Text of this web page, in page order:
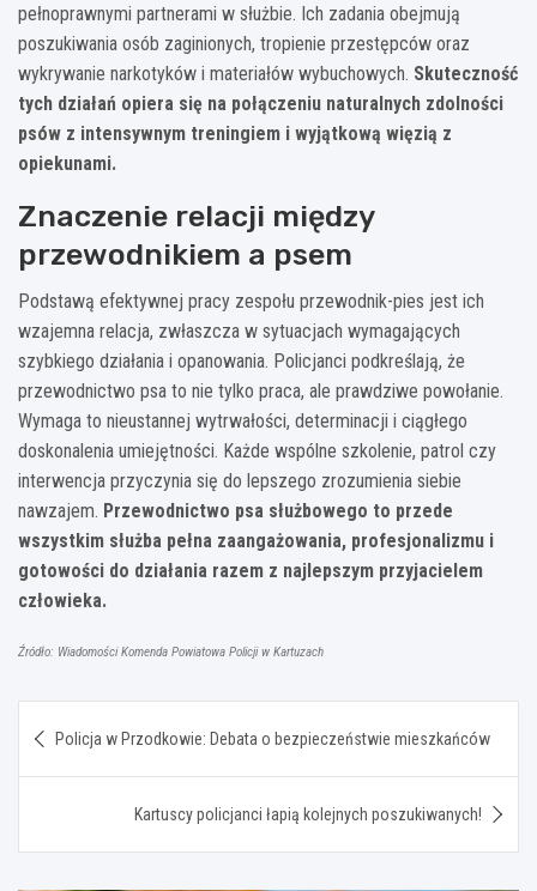
pełnoprawnymi partnerami w służbie. Ich zadania obejmują
poszukiwania osób zaginionych, tropienie przestępców oraz
wykrywanie narkotyków i materiałów wybuchowych. Skuteczność
tych działań opiera się na połączeniu naturalnych zdolności
psów z intensywnym treningiem i wyjątkową więzią z
opiekunami.
Znaczenie relacji między
przewodnikiem a psem
Podstawą efektywnej pracy zespołu przewodnik-pies jest ich
wzajemna relacja, zwłaszcza w sytuacjach wymagających
szybkiego działania i opanowania. Policjanci podkreślają, że
przewodnictwo psa to nie tylko praca, ale prawdziwe powołanie.
Wymaga to nieustannej wytrwałości, determinacji i ciągłego
doskonalenia umiejętności. Każde wspólne szkolenie, patrol czy
interwencja przyczynia się do lepszego zrozumienia siebie
nawzajem. Przewodnictwo psa służbowego to przede
wszystkim służba pełna zaangażowania, profesjonalizmu i
gotowości do działania razem z najlepszym przyjacielem
człowieka.
Źródło: Wiadomości Komenda Powiatowa Policji w Kartuzach
wpisu
Policja w Przodkowie: Debata o bezpieczeństwie mieszkańców
Kartuscy policjanci łapią kolejnych poszukiwanych!